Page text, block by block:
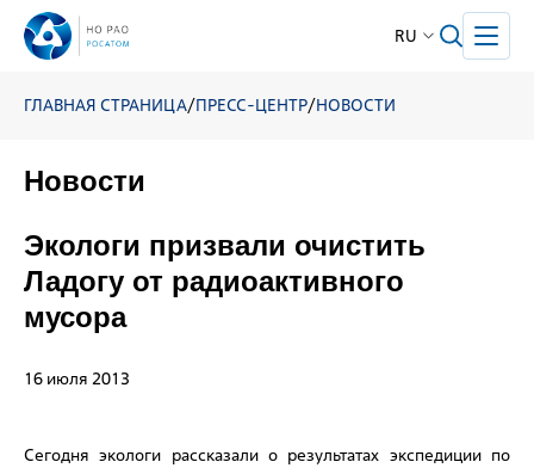
RU
ГЛАВНАЯ СТРАНИЦА/ПРЕСС-ЦЕНТР/НОВОСТИ
Новости
Экологи призвали очистить
Ладогу от радиоактивного
мусора
16 июля 2013
Сегодня экологи рассказали о результатах экспедиции по